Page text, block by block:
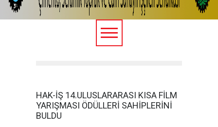
HAK-İŞ 14.ULUSLARARASI KISA FİLM
YARIŞMASI ÖDÜLLERİ SAHİPLERİNİ
BULDU